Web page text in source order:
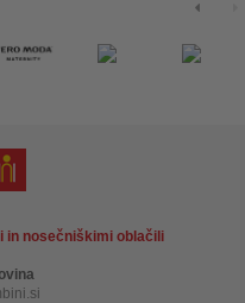
in nosečniškimi oblačili